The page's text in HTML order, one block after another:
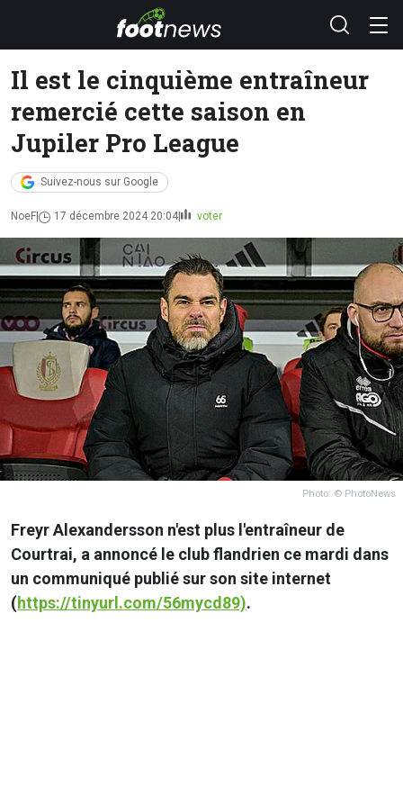
Il est le cinquième entraîneur
remercié cette saison en
Jupiler Pro League
Suivez-nous sur Google
NoeF 17 décembre 2024 20:04 voter
Photo: © PhotoNews
Freyr Alexandersson n'est plus l'entraîneur de
Courtrai, a annoncé le club flandrien ce mardi dans
un communiqué publié sur son site internet
(https://tinyurl.com/56mycd89).